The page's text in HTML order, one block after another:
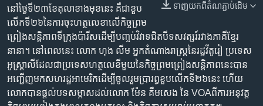
កាន់​
ទំព័រ​
ស្វែង​
រក
ភាសា
ទាញ​យក​ពី​តំណភ្ជាប់​ដើម
នៅ​ថ្ងៃទី​២៣​ខែតុលា​ខាងមុខនេះ គឺជា​ខួប​
លើកទី​២៦​នៃ​ការចុះ​ហត្ថលេខា​លើ​កិច្ចព្រម
ព្រៀង​​សន្តិភាព​ទីក្រុង​ប៉ារីស​ដើម្បី​បញ្ចប់​វិវាទ​ជិត​បី​ទសវត្សរ៍​រវាង​ភាគី​ខ្មែរ​
នានា។ នៅ​ពេល​នេះ លោក ហុង លីម អ្នកតំណាងរាស្រ្ត​នៃ​រដ្ឋ​វីតូរៀ ប្រទេស​
អូស្ត្រាលី​ដែល​ជា​ប្រទេស​ហត្ថលេខី​មួយ​នៃ​កិច្ចព្រមព្រៀង​សន្តិភាព​នេះ​បាន​
អញ្ជើញ​មក​សហរដ្ឋ​អាមេរិក​ដើម្បី​ចូលរួម​ប្រារព្ធខួប​លើកទី​២៦នេះ ហើយ​
លោក​បាន​ផ្តល់​បទសម្ភាស​ដល់​លោក ម៉ែន គឹមសេង នៃ VOAពី​ការអនុវត្ត​